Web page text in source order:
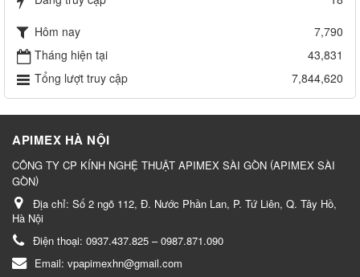
Hôm nay
7,790
Tháng hiện tại
43,831
Tổng lượt truy cập
7,844,620
APIMEX HÀ NỘI
CÔNG TY CP KÍNH NGHỆ THUẬT APIMEX SÀI GÒN (APIMEX SÀI
GÒN)
Địa chỉ: Số 2 ngõ 112, Đ. Nước Phần Lan, P. Tứ Liên, Q. Tây Hồ,
Hà Nội
Điện thoại: 0937.437.825 – 0987.871.090
Email: vpapimexhn@gmail.com